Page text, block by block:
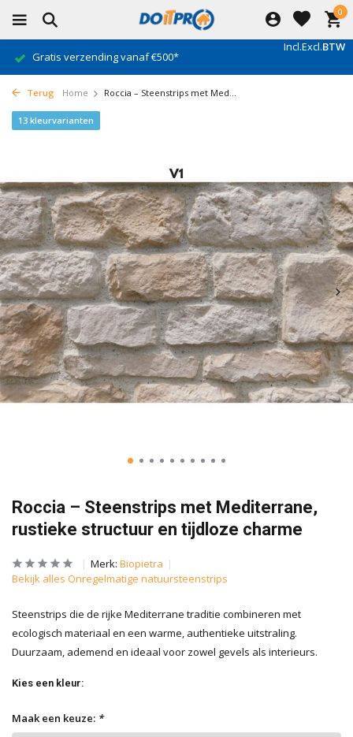
0
Incl.Excl.BTW
Gratis verzending vanaf €500*
Terug Home Roccia – Steenstrips met Med...
Roccia – Steenstrips met Mediterrane,
rustieke structuur en tijdloze charme
13 kleurvarianten
Merk: Biopietra
Bekijk alles Onregelmatige natuursteenstrips
Steenstrips die de rijke Mediterrane traditie combineren met
ecologisch materiaal en een warme, authentieke uitstraling.
Duurzaam, ademend en ideaal voor zowel gevels als interieurs.
Kies een kleur:
Maak een keuze: *